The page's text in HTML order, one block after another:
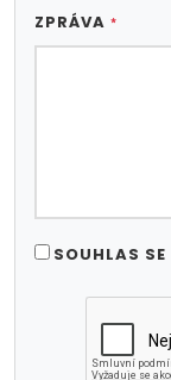
ZPRÁVA *
SOUHLAS SE